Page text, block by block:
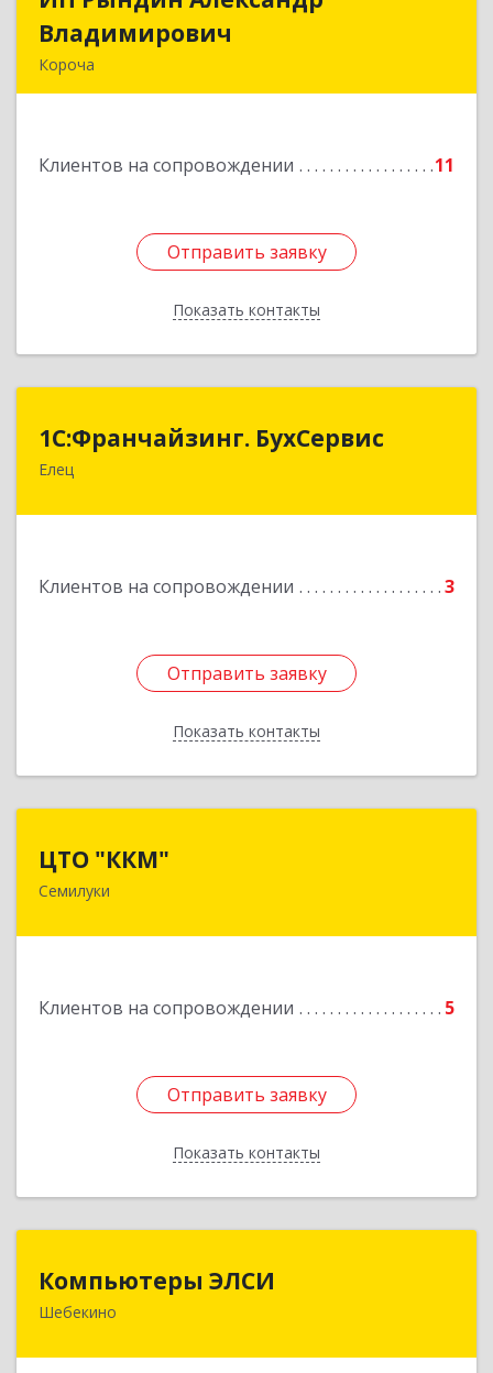
Владимирович
Короча
Клиентов на сопровождении 11
Отправить заявку
Показать контакты
Подробнее
Отправить заявку
Назад
1С:Франчайзинг. БухСервис
Елец
Клиентов на сопровождении 3
Отправить заявку
Показать контакты
1С:Франчайзинг. БухСервис
Отправить заявку
Назад
ЦТО "ККМ"
Семилуки
Клиентов на сопровождении 5
Отправить заявку
Показать контакты
Отправить заявку
Назад
Компьютеры ЭЛСИ
Шебекино